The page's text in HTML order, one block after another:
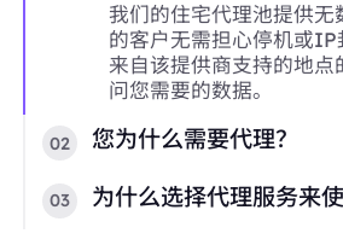
我们的住宅代理池提供无
的客户无需担心停机或
来自该提供商支持的地点
问您需要的数据。
02 您为什么需要代理？
03 为什么选择代理服务来使